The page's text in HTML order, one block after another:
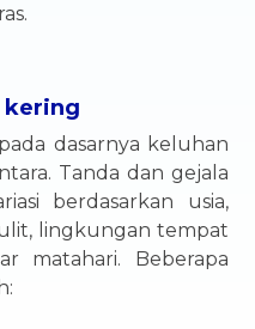
kering
dasarnya keluhan
Tanda dan gejala
berdasarkan usia,
lingkungan tempat
matahari. Beberapa